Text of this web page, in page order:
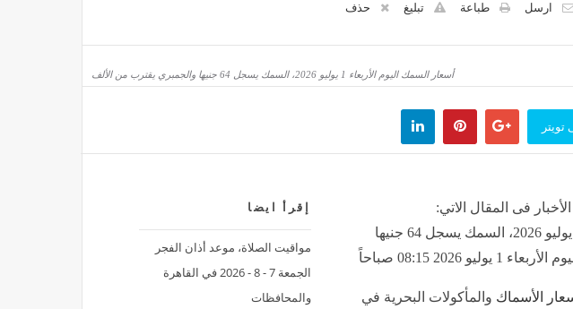
مصر منذ 3 ساعات
ارسل طباعة تبليغ حذف
أسعار السمك اليوم الأربعاء 1 يوليو 2026، السمك يسجل 64 جنيها والجمبري يقترب من الألف
إقرأ ايضا
مواقيت الصلاة، موعد أذان الفجر
الجمعة 7 - 8 - 2026 في القاهرة
والمحافظات
فى المقال الاتي:
أسعار السمك اليوم الأربعاء 1 يوليو 2026، السمك يسجل 64 جنيها
2026 08:15 صباحاً
الأسماك والمأكولات البحرية في